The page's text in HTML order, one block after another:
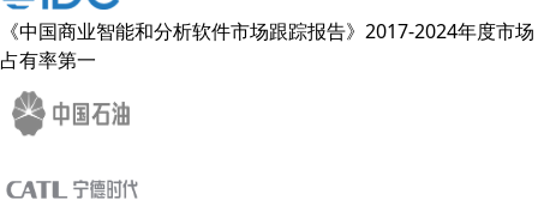
《中国商业智能和分析软件市场跟踪报告》2017-2024年度市场
占有率第一